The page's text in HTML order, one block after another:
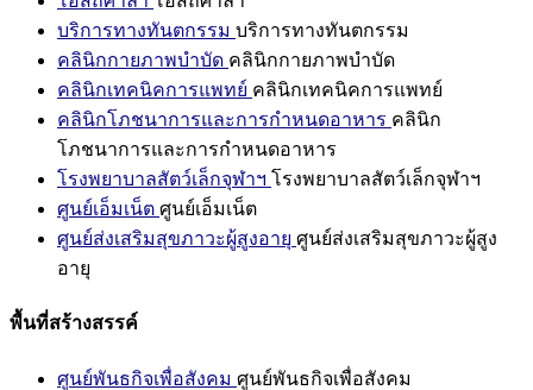
บริการทางทันตกรรม บริการทางทันตกรรม
คลินิกกายภาพบำบัด คลินิกกายภาพบำบัด
คลินิกเทคนิคการแพทย์ คลินิกเทคนิคการแพทย์
คลินิกโภชนาการและการกำหนดอาหาร คลินิก
โภชนาการและการกำหนดอาหาร
โรงพยาบาลสัตว์เล็กจุฬาฯ โรงพยาบาลสัตว์เล็กจุฬาฯ
ศูนย์เอ็มเน็ต ศูนย์เอ็มเน็ต
ศูนย์ส่งเสริมสุขภาวะผู้สูงอายุ ศูนย์ส่งเสริมสุขภาวะผู้สูง
อายุ
พื้นที่สร้างสรรค์
ศูนย์พันธกิจเพื่อสังคม ศูนย์พันธกิจเพื่อสังคม